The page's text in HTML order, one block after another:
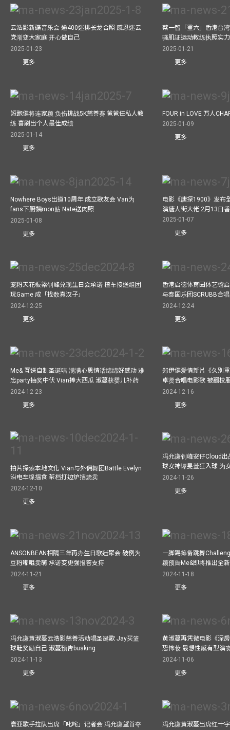
云浩影新碟音乐会 逾400迷排长龙合照 感恩迷云
党渐变大家庭 开心做自己
2025-01-23
更多
蔡一智「登六」香港台
骚肌证运动教练执照实
2025-01-21
更多
短跑健将连家颖 负伤挑战5K慈善赛 爸爸任私人教
练 喜刷出个人最佳成绩
2025-01-14
更多
FOUR in LOVE 万人
2025-01-09
更多
Nowhere Boys出道10周年 成立歌友会 Van为
fans下厨黐mon贴 Nate送肉照
2025-01-08
更多
电影《唐探1900》发布
演唐人街大佬 2月13日
2025-01-07
更多
宠粉天花板梁钊峰兑现生日会承诺 揸车接送组团
玩Game 成「找数真汉子」
2024-12-25
更多
香港启德体育园体艺馆
与泰国乐团SCRUBB合
2024-12-24
更多
Me& 互送自制圣诞咭 满满心思情话绵绵好感动 难
忘party抽奖中伏 Vian捧大西瓜 淑蔓获婴儿补药
2024-12-23
更多
郑伊健爱情新片《久別
卓贤合唱电影歌 被翻校
2024-12-16
更多
拍片探索本地文化 Vian与外佣舞团Battle Evelyn
沿电车缐搵食 茶档打边炉拮烧卖
2024-12-10
更多
冯允谦钊峰安仔Cloud
球女神谭旻萱狂入球 为
2024-11-26
更多
ANSONBEAN相隔三年再办生日歌迷聚会 破例为
豆粉嘟咀卖萌 承诺变更强报答支持
2024-11-21
更多
一脚踢筹备跳舞
颖预告Me&即将推出全
2024-11-18
更多
冯允谦黄淑蔓云浩影慈善活动唱圣诞歌 Jay买篮
球鞋奖励自己 淑蔓预告busking
2024-11-13
更多
黄淑蔓再凭微电影《深
恐怖妆 最想性感有型演
2024-11-06
更多
寰亚歌手拉队出席「叱咤」记者会 冯允谦望首夺
冯允谦黄淑蔓出席红十